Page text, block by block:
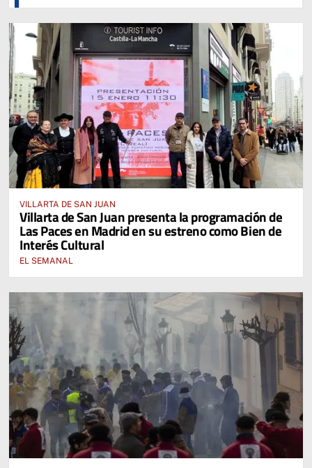
VILLARTA DE SAN JUAN
Villarta de San Juan presenta la programación de
Las Paces en Madrid en su estreno como Bien de
Interés Cultural
EL SEMANAL